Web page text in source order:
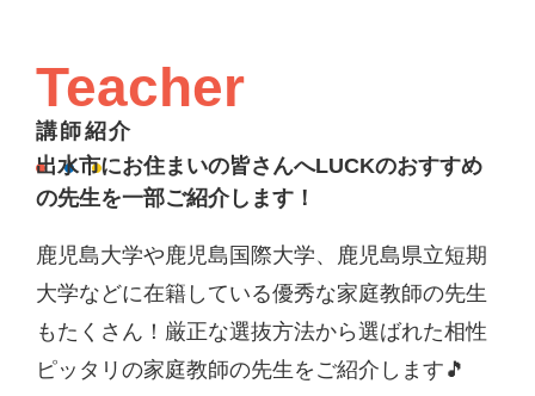
Teacher
講師紹介
出水市にお住まいの皆さんへLUCKのおすすめ
の先生を一部ご紹介します！
鹿児島大学や鹿児島国際大学、鹿児島県立短期
大学などに在籍している優秀な家庭教師の先生
もたくさん！厳正な選抜方法から選ばれた相性
ピッタリの家庭教師の先生をご紹介します🎵